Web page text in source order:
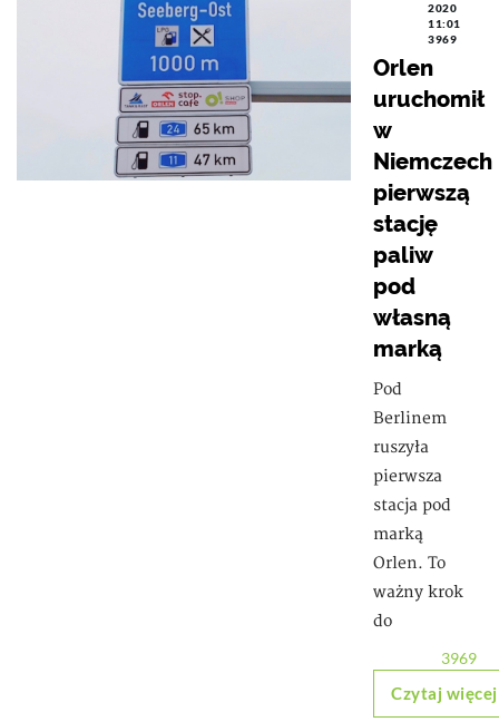
2020
11:01
3969
Orlen
uruchomił
w
Niemczech
pierwszą
stację
paliw
pod
własną
marką
Pod
Berlinem
ruszyła
pierwsza
stacja pod
marką
Orlen. To
ważny krok
do
3969
Czytaj więcej